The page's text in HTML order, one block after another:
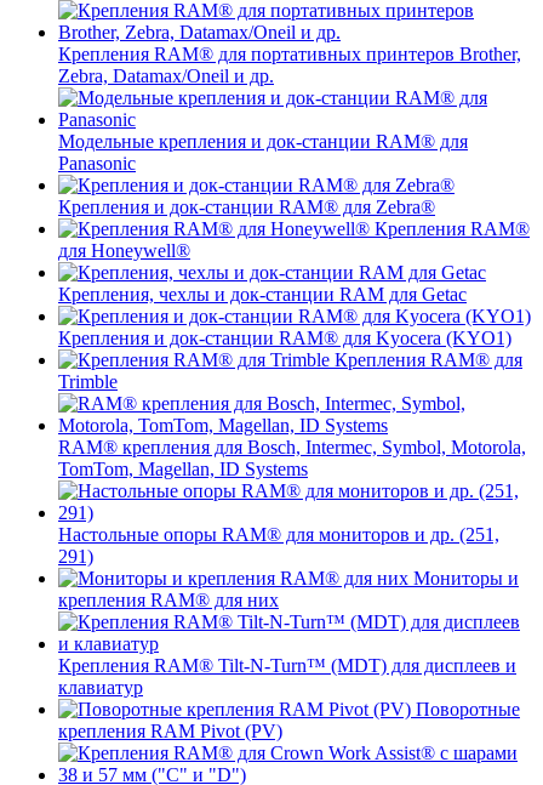
Крепления RAM® для портативных принтеров Brother,
Zebra, Datamax/Oneil и др.
Модельные крепления и док-станции RAM® для
Panasonic
Крепления и док-станции RAM® для Zebra®
Крепления RAM®
для Honeywell®
Крепления, чехлы и док-станции RAM для Getac
Крепления и док-станции RAM® для Kyocera (KYO1)
Крепления RAM® для
Trimble
RAM® крепления для Bosch, Intermec, Symbol, Motorola,
TomTom, Magellan, ID Systems
Настольные опоры RAM® для мониторов и др. (251,
291)
Мониторы и
крепления RAM® для них
Крепления RAM® Tilt-N-Turn™ (MDT) для дисплеев и
клавиатур
Поворотные
крепления RAM Pivot (PV)